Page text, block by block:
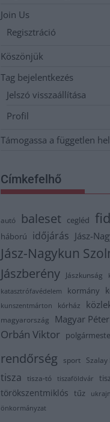
Join Us
Regisztráció
Köszönjük
Tag bejelentkezés
Jelszó visszaállítása
Profil
Támogassa a független
Címkefelhő
autó baleset cegléd
háború időjárás Jász-
Jász-Nagykun
Jászberény Jászkunság
katasztrófavédelem kormány
kunszentmárton
kórház
magyarország Magyar Péter
Orbán Viktor
rendőrség sport Szalay
tisza tisza-tó tiszaföldvár
törökszentmiklós tűz
önkormányzat